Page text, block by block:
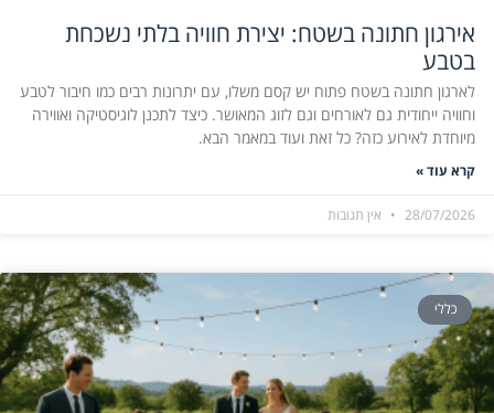
אירגון חתונה בשטח: יצירת חוויה בלתי נשכחת
בטבע
לארגון חתונה בשטח פתוח יש קסם משלו, עם יתרונות רבים כמו חיבור לטבע
וחוויה ייחודית גם לאורחים וגם לזוג המאושר. כיצד לתכנן לוגיסטיקה ואווירה
מיוחדת לאירוע כזה? כל זאת ועוד במאמר הבא.
קרא עוד »
28/07/2026 אין תגובות
כללי